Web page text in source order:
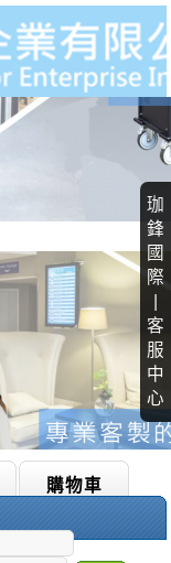
珈
鋒
國
際
客
服
中
心
購物車